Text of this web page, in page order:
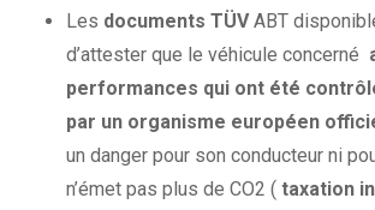
Les documents TÜVABT
d’attester que le véhicule concerné
performances qui ont été
par un organisme européen
un danger pour son conducteur ni
n’émet pas plus de CO2 ( taxation